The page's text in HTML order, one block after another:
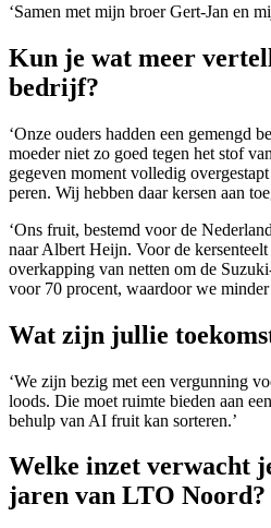
‘Samen met mijn broer Gert-Jan en
Kun je wat meer
bedrijf?
‘Onze ouders hadden een gemengd
moeder niet zo goed tegen het stof
gegeven moment volledig
peren. Wij hebben daar kersen aan
‘Ons fruit, bestemd voor de
naar Albert Heijn. Voor de
overkapping van netten om de
voor 70 procent, waardoor we minder
Wat zijn jullie
‘We zijn bezig met een vergunning
loods. Die moet ruimte bieden aan
behulp van AI fruit kan sorteren.’
Welke inzet verwacht
jaren van LTO Noord?